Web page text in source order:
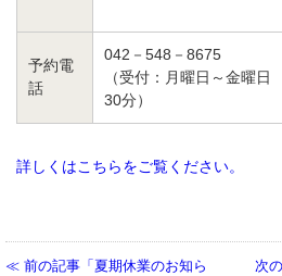
予約電
話
042－548－8675
（受付：月曜日～金曜
30分）
詳しくはこちらをご覧ください。
前の記事「夏期休業のお知ら
次